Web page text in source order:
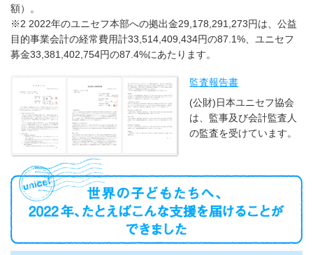
額）。
※2 2022年のユニセフ本部への拠出金29,178,291,273円は、公益
目的事業会計の経常費用計33,514,409,434円の87.1%、ユニセフ
募金33,381,402,754円の87.4%にあたります。
監査報告書
(公財)日本ユニセフ協会
は、監事及び会計監査人
の監査を受けています。